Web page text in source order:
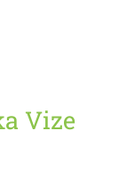
Vize